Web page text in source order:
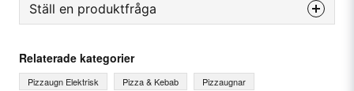
Ställ en produktfråga
Fråga oss något om denna produkten...
Relaterade kategorier
Pizzaugn Elektrisk Pizza & Kebab Pizzaugnar